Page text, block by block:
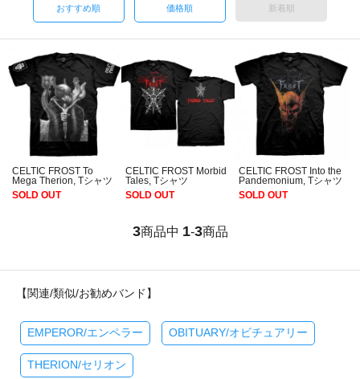
おすすめ順 価格順 新着順
CELTIC FROST To
Mega Therion, Tシャツ
SOLD OUT
CELTIC FROST Morbid
Tales, Tシャツ
SOLD OUT
CELTIC FROST Into the
Pandemonium, Tシャツ
SOLD OUT
3商品中 1-3商品
【関連/類似/お勧めバンド】
EMPEROR/エンペラー OBITUARY/オビチュアリー
THERION/セリオン